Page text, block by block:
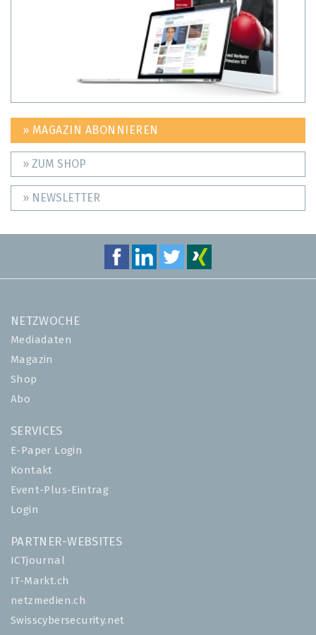
» MAGAZIN ABONNIEREN
» ZUM SHOP
» NEWSLETTER
NETZWOCHE
Mediadaten
Magazin
Shop
Abo
SERVICES
E-Paper Login
Kontakt
Event-Plus-Eintrag
Login
PARTNER-WEBSITES
ICTjournal
IT-Markt.ch
netzmedien.ch
Swisscybersecurity.net